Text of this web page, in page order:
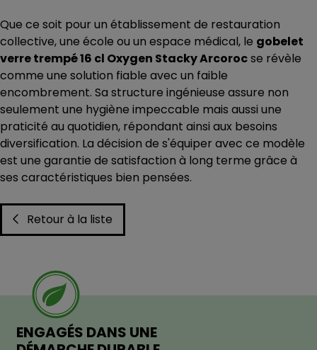
Que ce soit pour un établissement de restauration
collective, une école ou un espace médical, le gobelet
verre trempé 16 cl Oxygen Stacky Arcorocse révèle
comme une solution fiable avec un faible
encombrement. Sa structure ingénieuse assure non
seulement une hygiène impeccable mais aussi une
praticité au quotidien, répondant ainsi aux besoins
diversification. La décision de s'équiper avec ce modèle
est une garantie de satisfaction à long terme grâce à
ses caractéristiques bien pensées.
Retour à la liste
ENGAGÉS DANS UNE